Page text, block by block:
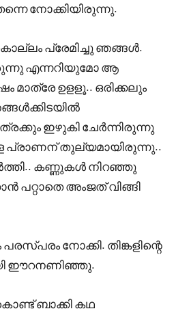
നോക്കിയിരുന്നു.
പ്രേമിച്ചു ഞങ്ങൾ.
എന്നറിയുമോ ആ
മാത്രേ ഉളളൂ.. ഒരിക്കലും
ഇഴുകി ചേർന്നിരുന്നു
പ്രാണന് തുല്യമായിരുന്നു..
കണ്ണുകൾ നിറഞ്ഞു
പറ്റാതെ അംജത് വിങ്ങി
നോക്കി. തിങ്കളിന്റെ
ഈറനണിഞ്ഞു.
ബാക്കി കഥ